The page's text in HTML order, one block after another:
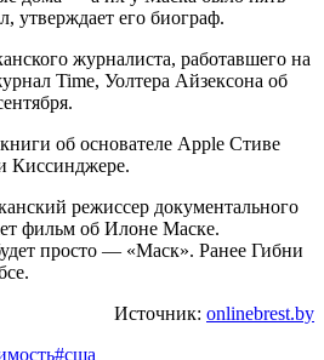
утверждает его биограф.
журналиста, работавшего на
Time, Уолтера Айзексона об
об основателе Apple Стиве
Киссинджере.
режиссер документального
фильм об Илоне Маске.
просто — «Маск». Ранее Гибни
Источник: onlinebrest.by
#сша